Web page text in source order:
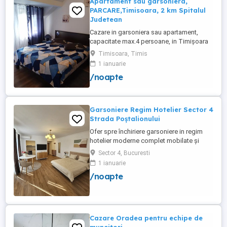
PARCARE,Timisoara, 2 km Spitalul
Judetean
Cazare in garsoniera sau apartament,
capacitate max.4 persoane, in Timișoara
la 2 km de Spitalul Judetean. (la doua
strazi)de zona Calea Buziasului
Lic.Electrotimis si la 2 km de Mosnita
Noua Centura. PARCARE. Situat la et.1 al
+wifi , frigider, mașină spălat, ...
Timisoara, Timis
1 ianuarie
/noapte
Garsoniere Regim Hotelier Sector 4
Strada Poștalionului
Ofer spre închiriere garsoniere in regim
hotelier moderne complet mobilate și
utilate situate în Sector 4 Strada
Poștalionului ,Zona Grand Arena,bloc nou
cu parcare privata inclusa. Ideale pentru
sejururi scurte, călătorii de afaceri sau
Sector 4, Bucuresti
1 ianuarie
/noapte
Cazare Oradea pentru echipe de